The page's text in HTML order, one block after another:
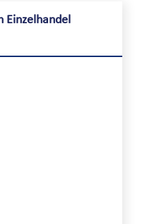
Einzelhandel